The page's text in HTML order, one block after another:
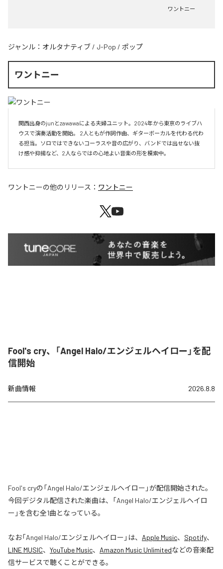
ワントニー
ジャンル： オルタナティブ / J-Pop / ポップ
ワントニー
関西出身のjunとzawawaによる夫婦ユニット。2024年から東京のライブハ
ウスで演奏活動を開始。 2人ともが作詞作曲、ギターボーカルを代わる代わ
る担当。ソロではできないコーラスや音の広がり、バンドでは出せない抜
け感や抑揚など、2人ならではの心地よい音楽の形を模索中。
ワントニーの他のリリース： ワントニー
Fool's cry、「Angel Halo/エンジェルヘイロー」を配
信開始
新曲情報 2026.8.8
Fool's cryの「Angel Halo/エンジェルヘイロー」が配信開始された。
今回デジタル配信された楽曲は、「Angel Halo/エンジェルヘイロ
ー」を含む全1曲となっている。
なお「Angel Halo/エンジェルヘイロー 」は、 Apple Music、 Spotify、
LINE MUSIC、 YouTube Music、 Amazon Music Unlimitedなどの音楽配
信サービスで聴くことができる。